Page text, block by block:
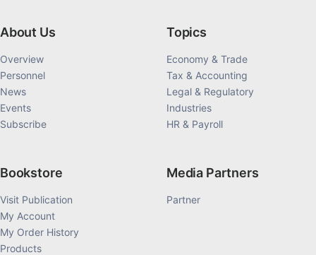
About Us
Overview
Personnel
News
Events
Subscribe
Topics
Economy & Trade
Tax & Accounting
Legal & Regulatory
Industries
HR & Payroll
Bookstore
Visit Publication
My Account
My Order History
Products
Media Partners
Partner